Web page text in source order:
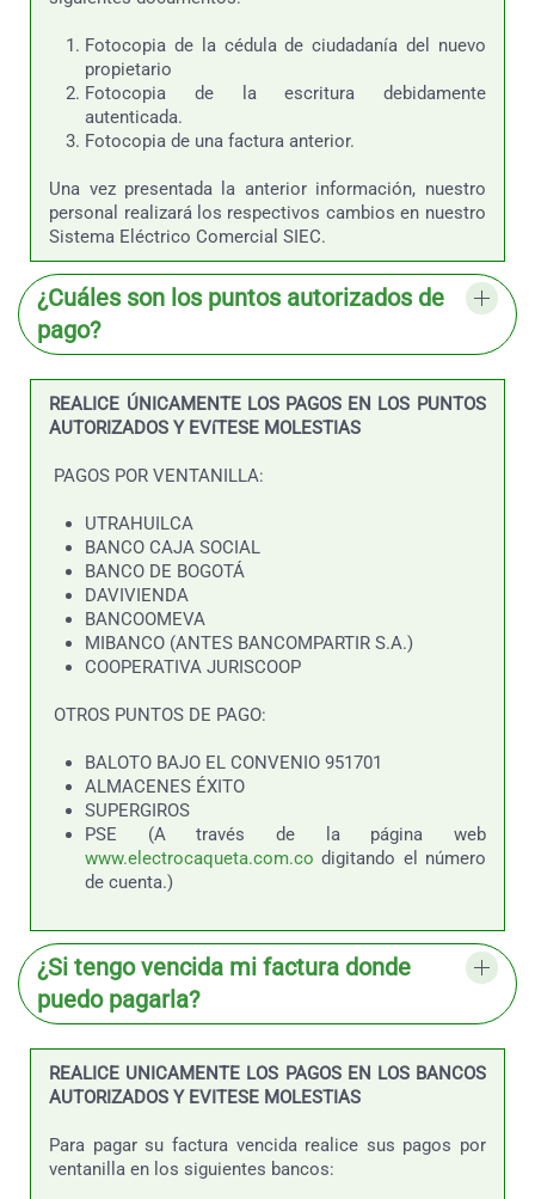
Fotocopia de la cédula de ciudadanía del nuevo
propietario
Fotocopia de la escritura debidamente
autenticada.
Fotocopia de una factura anterior.
Una vez presentada la anterior información, nuestro
personal realizará los respectivos cambios en nuestro
Sistema Eléctrico Comercial SIEC.
¿Cuáles son los puntos autorizados de
pago?
REALICE ÚNICAMENTE LOS PAGOS EN LOS PUNTOS
AUTORIZADOS Y EVíTESE MOLESTIAS
PAGOS POR VENTANILLA:
UTRAHUILCA
BANCO CAJA SOCIAL
BANCO DE BOGOTÁ
DAVIVIENDA
BANCOOMEVA
MIBANCO (ANTES BANCOMPARTIR S.A.)
COOPERATIVA JURISCOOP
OTROS PUNTOS DE PAGO:
BALOTO BAJO EL CONVENIO 951701
ALMACENES ÉXITO
SUPERGIROS
PSE (A través de la página web
www.electrocaqueta.com.co digitando el número
de cuenta.)
¿Si tengo vencida mi factura donde
puedo pagarla?
REALICE UNICAMENTE LOS PAGOS EN LOS BANCOS
AUTORIZADOS Y EVITESE MOLESTIAS
Para pagar su factura vencida realice sus pagos por
ventanilla en los siguientes bancos: